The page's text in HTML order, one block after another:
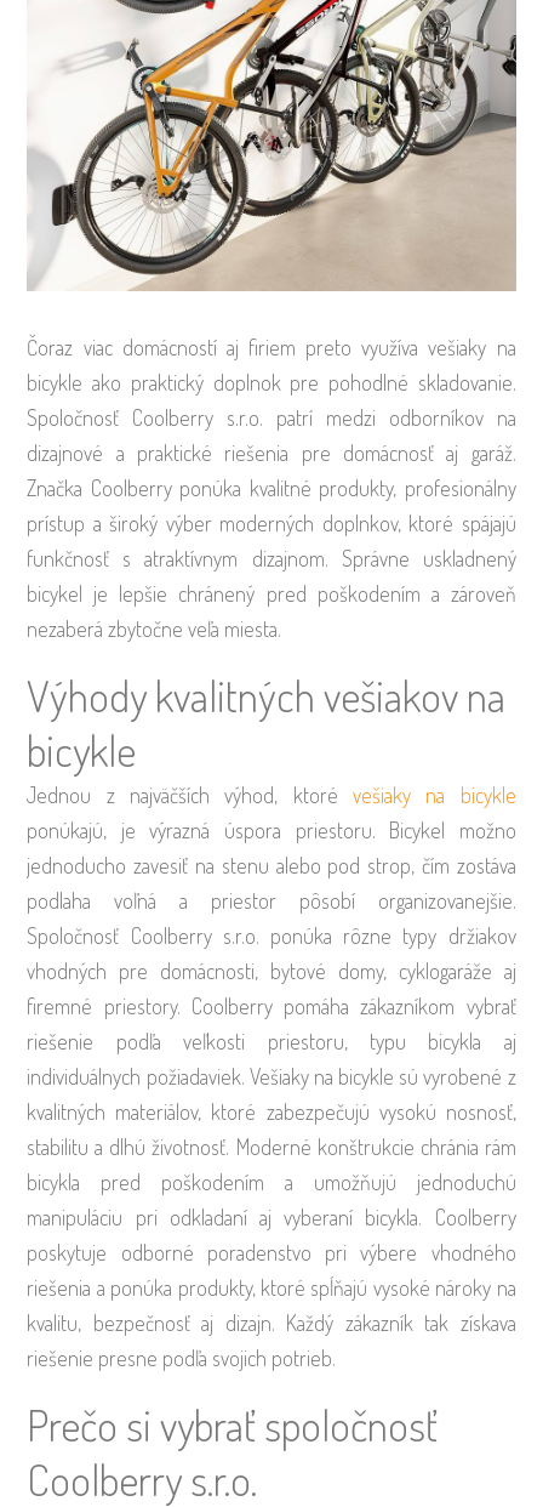
Čoraz viac domácností aj firiem preto využíva vešiaky na
bicykle ako praktický doplnok pre pohodlné skladovanie.
Spoločnosť Coolberry s.r.o. patrí medzi odborníkov na
dizajnové a praktické riešenia pre domácnosť aj garáž.
Značka Coolberry ponúka kvalitné produkty, profesionálny
prístup a široký výber moderných doplnkov, ktoré spájajú
funkčnosť s atraktívnym dizajnom. Správne uskladnený
bicykel je lepšie chránený pred poškodením a zároveň
nezaberá zbytočne veľa miesta.
Výhody kvalitných vešiakov na
bicykle
Jednou z najväčších výhod, ktoré vešiaky na bicykle
ponúkajú, je výrazná úspora priestoru. Bicykel možno
jednoducho zavesiť na stenu alebo pod strop, čím zostáva
podlaha voľná a priestor pôsobí organizovanejšie.
Spoločnosť Coolberry s.r.o. ponúka rôzne typy držiakov
vhodných pre domácnosti, bytové domy, cyklogaráže aj
firemné priestory. Coolberry pomáha zákazníkom vybrať
riešenie podľa veľkosti priestoru, typu bicykla aj
individuálnych požiadaviek. Vešiaky na bicykle sú vyrobené z
kvalitných materiálov, ktoré zabezpečujú vysokú nosnosť,
stabilitu a dlhú životnosť. Moderné konštrukcie chránia rám
bicykla pred poškodením a umožňujú jednoduchú
manipuláciu pri odkladaní aj vyberaní bicykla. Coolberry
poskytuje odborné poradenstvo pri výbere vhodného
riešenia a ponúka produkty, ktoré spĺňajú vysoké nároky na
kvalitu, bezpečnosť aj dizajn. Každý zákazník tak získava
riešenie presne podľa svojich potrieb.
Prečo si vybrať spoločnosť
Coolberry s.r.o.